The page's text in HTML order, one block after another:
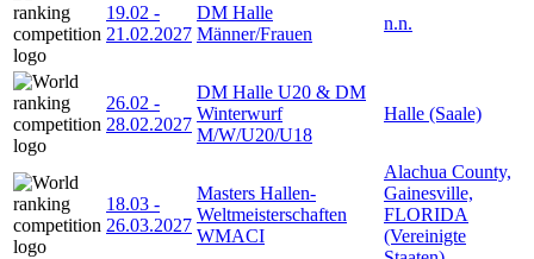
19.02 -
21.02.2027
DM Halle
Männer/Frauen
n.n.
26.02 -
28.02.2027
DM Halle U20 & DM
Winterwurf
M/W/U20/U18
Halle (Saale)
18.03 -
26.03.2027
Masters Hallen-
Weltmeisterschaften
WMACI
Alachua County,
Gainesville,
FLORIDA
(Vereinigte